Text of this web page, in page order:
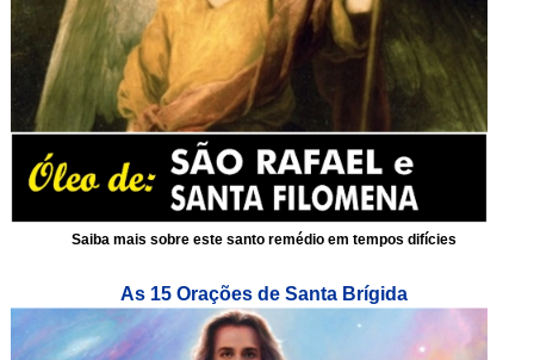
Saiba mais sobre este santo remédio em tempos difícies
As 15 Orações de Santa Brígida